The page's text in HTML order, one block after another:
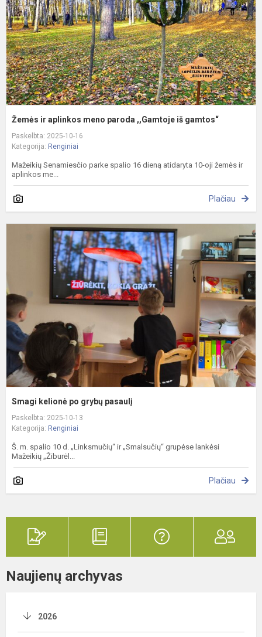
Žemės ir aplinkos meno paroda ,,Gamtoje iš gamtos“
Paskelbta: 2025-10-16
Kategorija: Renginiai
Mažeikių Senamiesčio parke spalio 16 dieną atidaryta 10-oji žemės ir
aplinkos me...
Plačiau
Smagi kelionė po grybų pasaulį
Paskelbta: 2025-10-13
Kategorija: Renginiai
Š. m. spalio 10 d. „Linksmučių“ ir „Smalsučių“ grupėse lankėsi
Mažeikių „Žiburėl...
Plačiau
Naujienų archyvas
2026